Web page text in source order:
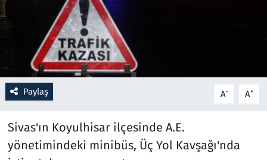
Paylaş A- A+
Sivas'ın Koyulhisar ilçesinde A.E.
yönetimindeki minibüs, Üç Yol Kavşağı'nda
Resmi İlanlar
Rüya Tabirleri
Sağlık
Savunma Sanayi
Seçim 2023